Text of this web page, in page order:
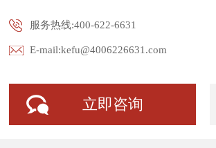
服务热线:400-622-6631
E-mail:kefu@4006226631.com
立即咨询